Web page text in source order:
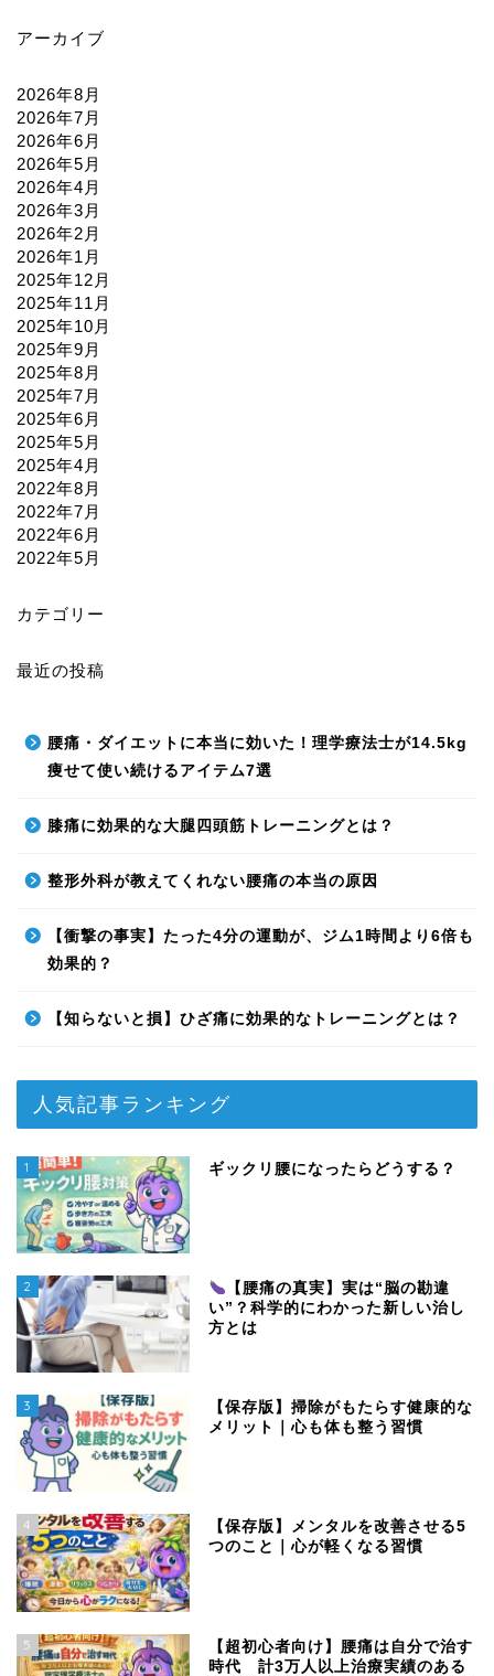
アーカイブ
2026年8月
2026年7月
2026年6月
2026年5月
2026年4月
2026年3月
2026年2月
2026年1月
2025年12月
2025年11月
2025年10月
2025年9月
2025年8月
2025年7月
2025年6月
2025年5月
2025年4月
2022年8月
2022年7月
2022年6月
2022年5月
カテゴリー
最近の投稿
腰痛・ダイエットに本当に効いた！理学療法士が14.5kg
痩せて使い続けるアイテム7選
膝痛に効果的な大腿四頭筋トレーニングとは？
整形外科が教えてくれない腰痛の本当の原因
【衝撃の事実】たった4分の運動が、ジム1時間より6倍も
効果的？
【知らないと損】ひざ痛に効果的なトレーニングとは？
人気記事ランキング
1 ギックリ腰になったらどうする？
2
【腰痛の真実】実は“脳の勘違
い”？科学的にわかった新しい治し
方とは
3
【保存版】掃除がもたらす健康的な
メリット｜心も体も整う習慣
4
【保存版】メンタルを改善させる5
つのこと｜心が軽くなる習慣
5
【超初心者向け】腰痛は自分で治す
時代 計3万人以上治療実績のある